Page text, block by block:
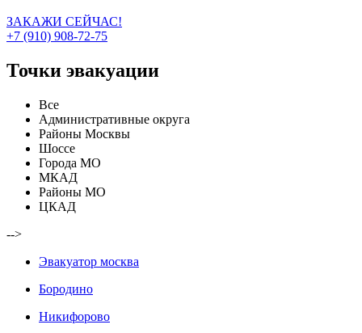
ЗАКАЖИ СЕЙЧАС!
+7 (910) 908-72-75
Точки эвакуации
Все
Административные округа
Районы Москвы
Шоссе
Города МО
МКАД
Районы МО
ЦКАД
-->
Эвакуатор москва
Бородино
Никифорово